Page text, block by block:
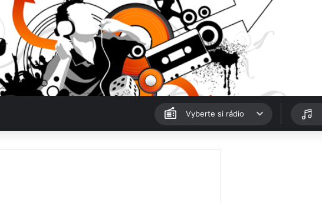
Vyberte si rádio